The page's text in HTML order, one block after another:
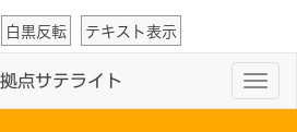
白黒反転 テキスト表示
T
o
g
点サテライト